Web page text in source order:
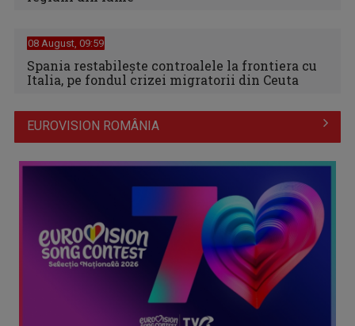
08 August, 09:59
Spania restabileşte controalele la frontiera cu
Italia, pe fondul crizei migratorii din Ceuta
EUROVISION ROMÂNIA